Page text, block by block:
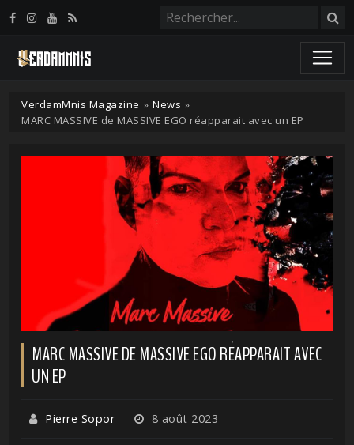
VerdamMnis Magazine » News »
MARC MASSIVE de MASSIVE EGO réapparait avec un EP
MARC MASSIVE DE MASSIVE EGO RÉAPPARAIT AVEC
UN EP
Pierre Sopor 8 août 2023
Panneau de gestion des cookies